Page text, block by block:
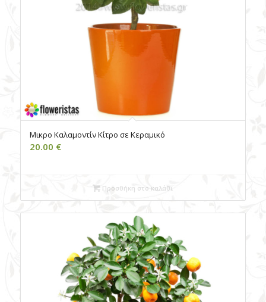
Μικρο Καλαμοντίν Kίτρο σε Kεραμικό
20.00 €
Προσθήκη στο καλάθι